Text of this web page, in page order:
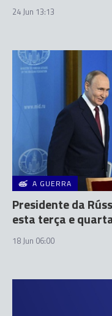
24 Jun 13:13
A GUERRA
Presidente da
esta terça e
18 Jun 06:00